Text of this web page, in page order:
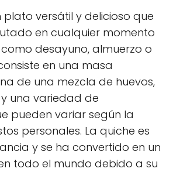
plato versátil y delicioso que
en cualquier momento
desayuno, almuerzo o
en una masa
de una mezcla de huevos,
una variedad de
pueden variar según la
personales. La quiche es
y se ha convertido en un
todo el mundo debido a su